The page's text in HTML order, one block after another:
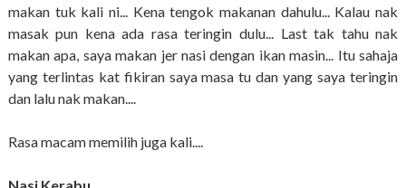
makan tuk kali ni... Kena tengok makanan dahulu... Kalau nak
masak pun kena ada rasa teringin dulu... Last tak tahu nak
makan apa, saya makan jer nasi dengan ikan masin... Itu sahaja
yang terlintas kat fikiran saya masa tu dan yang saya teringin
dan lalu nak makan....
Rasa macam memilih juga kali....